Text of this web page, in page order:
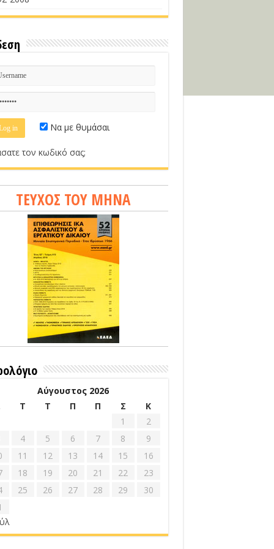
Να με θυμάσαι
τον κωδικό σας;
ΤΕΥΧΟΣ ΤΟΥ ΜΗΝΑ
Αύγουστος 2026
Τ Τ Π Π Σ
Κ
1
2
4 5 6 7 8
9
11 12 13 14 15
16
18 19 20 21 22
23
25 26 27 28 29
30